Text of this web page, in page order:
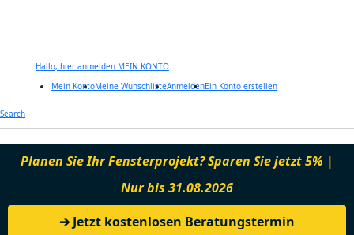
Hallo, hier anmelden MEIN KONTO
Mein KontoMeine WunschlisteAnmeldenEin Konto erstellen
Search
Planen Sie Ihr Fensterprojekt? Sparen Sie jetzt 5% |
Nur bis 31.08.2026
➔ Jetzt kostenlosen Beratungstermin